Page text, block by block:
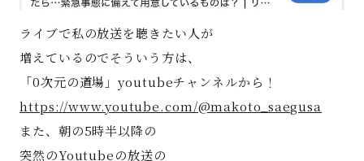
ライブで私の放送を聴きたい人が
増えているのでそういう方は、
「0次元の道場」youtubeチャンネルから！
https://www.youtube.com/@makoto_saegusa
また、朝の5時半以降の
突然のYoutubeの放送の